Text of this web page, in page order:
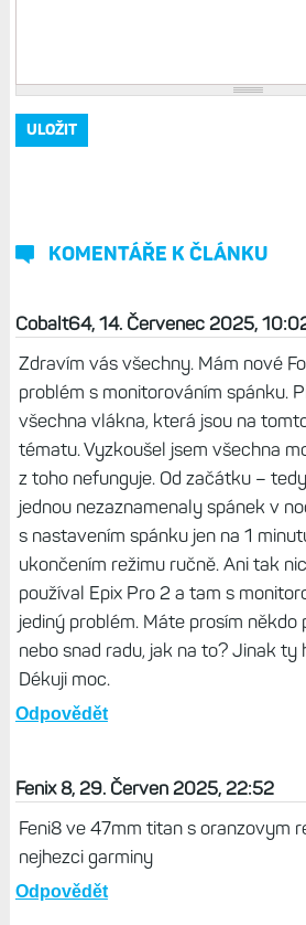
KOMENTÁŘE K ČLÁNKU
Cobalt64, 14. Červenec 2025,
Zdravím vás všechny. Mám nové
problém s monitorováním spánku.
všechna vlákna, která jsou na
tématu. Vyzkoušel jsem všechna
z toho nefunguje. Od začátku –
jednou nezaznamenaly spánek v
s nastavením spánku jen na 1
ukončením režimu ručně. Ani tak
používal Epix Pro 2 a tam s
jediný problém. Máte prosím někdo
nebo snad radu, jak na to? Jinak ty
Dékuji moc.
Odpovědět
Fenix 8, 29. Červen 2025, 22:52
Feni8 ve 47mm titan s oranzovym
nejhezci garminy
Odpovědět